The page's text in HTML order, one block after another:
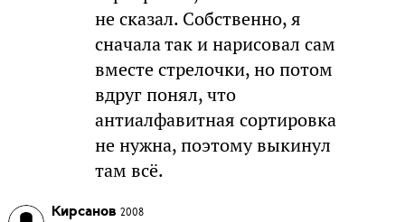
не сказал. Собственно, я
сначала так и нарисовал сам
вместе стрелочки, но потом
вдруг понял, что
антиалфавитная сортировка
не нужна, поэтому выкинул
там всё.
Кирсанов 2008